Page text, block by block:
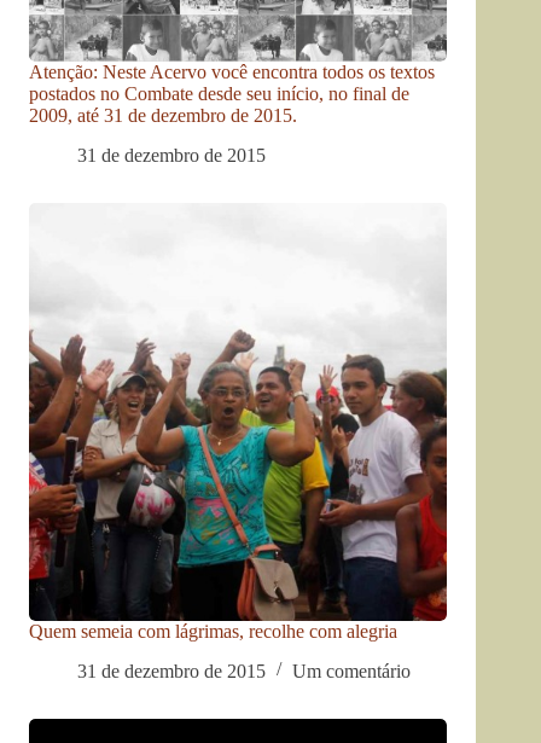
Atenção: Neste Acervo você encontra todos os textos
postados no Combate desde seu início, no final de
2009, até 31 de dezembro de 2015.
31 de dezembro de 2015
Quem semeia com lágrimas, recolhe com alegria
31 de dezembro de 2015
Um comentário